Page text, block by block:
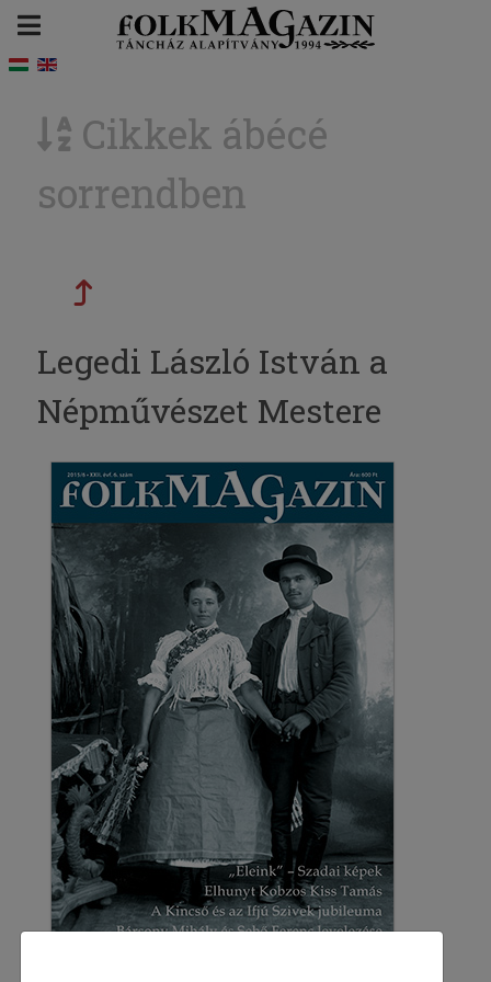
Cikkek ábécé
sorrendben
Legedi László István a
Népművészet Mestere